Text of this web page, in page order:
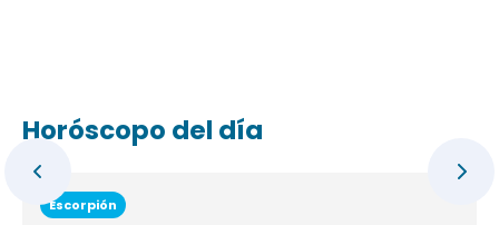
Horóscopo del día
Escorpión